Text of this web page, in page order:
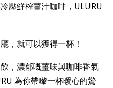
壓鮮榨薑汁咖啡，ULURU
，就可以獲得一杯！
，濃郁嘅薑味與咖啡香氣
為你帶嚟一杯暖心的驚